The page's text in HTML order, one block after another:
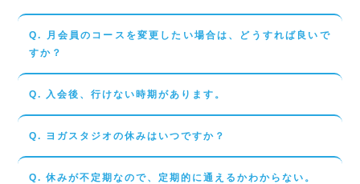
Q. 月会員のコースを変更したい場合は、どうすれば良いで
すか？
Q. 入会後、行けない時期があります。
Q. ヨガスタジオの休みはいつですか？
Q. 休みが不定期なので、定期的に通えるかわからない。